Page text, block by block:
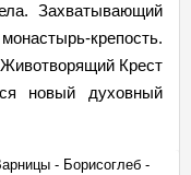
Захватывающий
крепость.
Крест
новый духовный
- Борисоглеб -